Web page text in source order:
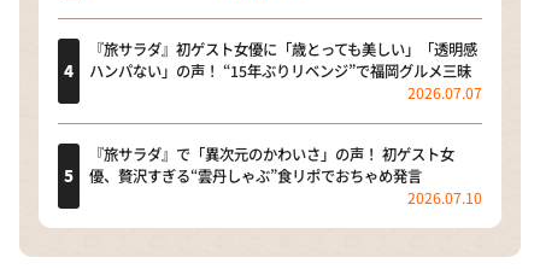
『旅サラダ』初ゲスト女優に「歳とっても美しい」「透明感
ハンパない」の声！ “15年ぶりリベンジ”で福岡グルメ三昧
2026.07.07
『旅サラダ』で「異次元のかわいさ」の声！ 初ゲスト女
優、贅沢すぎる“雲丹しゃぶ”食リポでおちゃめ発言
2026.07.10